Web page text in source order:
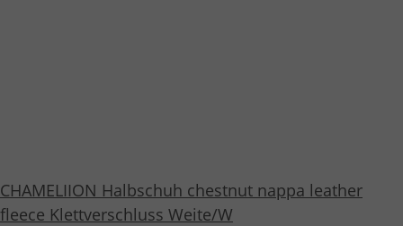
CHAMELIION Halbschuh chestnut nappa leather
fleece Klettverschluss Weite/W